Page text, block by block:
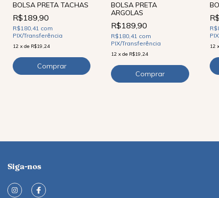
BOLSA PRETA TACHAS
R$189,90
R$180,41 com
PIX/Transferência
12 x de R$19,24
BOLSA PRETA
ARGOLAS
R$189,90
R$180,41 com
PIX/Transferência
12 xde R$19,24
12
Siga-nos